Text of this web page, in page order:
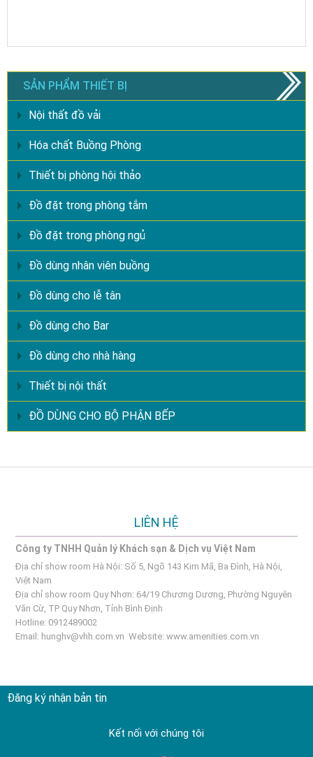
SẢN PHẨM THIẾT BỊ
Nội thất đồ vải
Hóa chất Buồng Phòng
Thiết bị phòng hội thảo
Đồ đặt trong phòng tắm
Đồ đặt trong phòng ngủ
Đồ dùng nhân viên buồng
Đồ dùng cho lễ tân
Đồ dùng cho Bar
Đồ dùng cho nhà hàng
Thiết bị nội thất
ĐỒ DÙNG CHO BỘ PHẬN BẾP
LIÊN HỆ
Công ty TNHH Quản lý Khách sạn & Dịch vụ Việt Nam
Địa chỉ show room Hà Nội: Số 5, Ngõ 143 Kim Mã, Ba Đình, Hà Nội,
Việt Nam
Địa chỉ show room Quy Nhơn: 64/19 Chương Dương, Phường Nguyên
Văn Cừ, TP Quy Nhơn, Tỉnh Bình Định
Hotline: 0912489002
Email: hunghv@vhh.com.vn Website:www.amenities.com.vn
Đăng ký nhận bản tin
Kết nối với chúng tôi